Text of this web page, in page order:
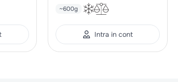
~600g
Intra in cont